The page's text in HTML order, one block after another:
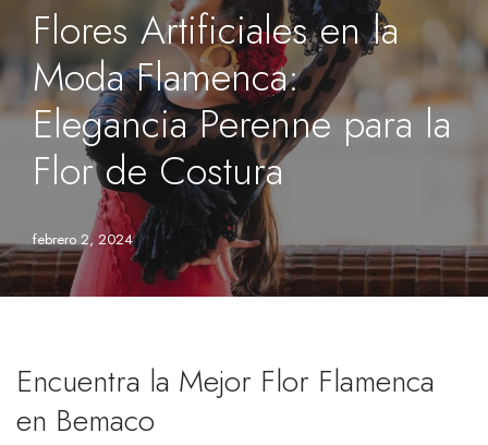
Flores Artificiales en la
Moda Flamenca:
Elegancia Perenne para la
Flor de Costura
febrero 2, 2024
Encuentra la Mejor Flor Flamenca
en Bemaco